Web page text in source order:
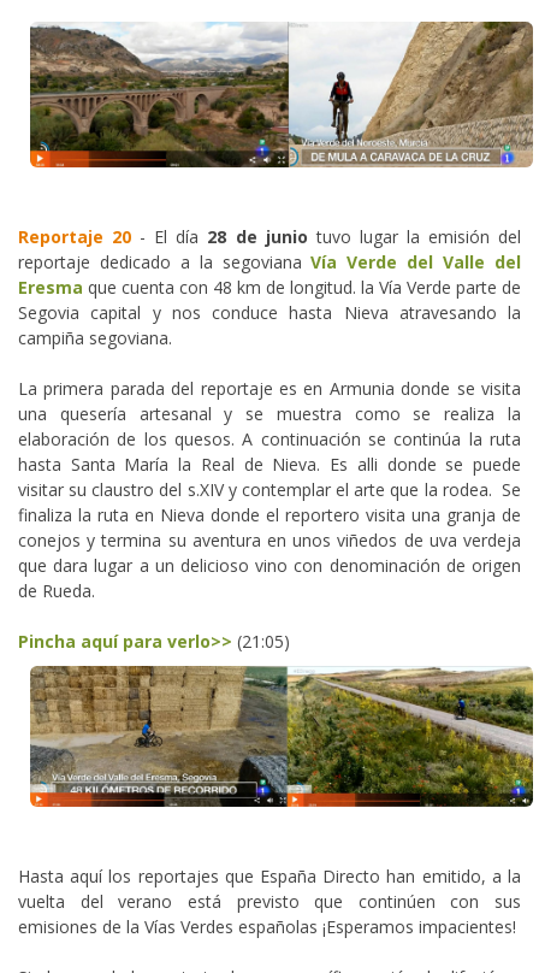
Reportaje 20 - El día 28 de junio tuvo lugar la emisión del
reportaje dedicado a la segovianaVía Verde del Valle del
Eresma que cuenta con 48 km de longitud. la Vía Verde parte de
Segovia capital y nos conduce hasta Nieva atravesando la
campiña segoviana.
La primera parada del reportaje es en Armunia donde se visita
una quesería artesanal y se muestra como se realiza la
elaboración de los quesos. A continuación se continúa la ruta
hasta Santa María la Real de Nieva. Es alli donde se puede
visitar su claustro del s.XIV y contemplar el arte que la rodea. Se
finaliza la ruta en Nieva donde el reportero visita una granja de
conejos y termina su aventura en unos viñedos de uva verdeja
que dara lugar a un delicioso vino con denominación de origen
de Rueda.
Pincha aquí para verlo>> (21:05)
Hasta aquí los reportajes que España Directo han emitido, a la
vuelta del verano está previsto que continúen con sus
emisiones de la Vías Verdes españolas ¡Esperamos impacientes!